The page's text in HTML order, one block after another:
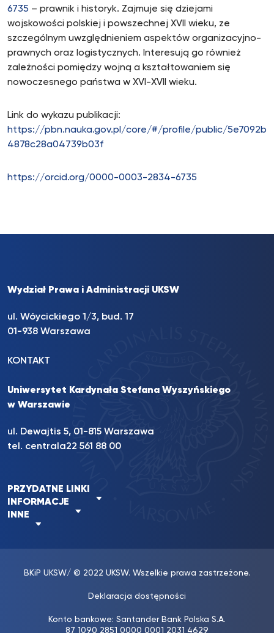
6735 – prawnik i historyk. Zajmuje się dziejami
wojskowości polskiej i powszechnej XVII wieku, ze
szczególnym uwzględnieniem aspektów organizacyjno-
prawnych oraz logistycznych. Interesują go również
zależności pomiędzy wojną a kształtowaniem się
nowoczesnego państwa w XVI-XVII wieku.
Link do wykazu publikacji:
https://pbn.nauka.gov.pl/core/#/profile/public/5e7092b
4878c28a04739b03f
https://orcid.org/0000-0003-2834-6735
Wydział Prawa i Administracji UKSW
ul. Wóycickiego 1/3, bud. 17
01-938 Warszawa
KONTAKT
Uniwersytet Kardynała Stefana Wyszyńskiego
w Warszawie
ul. Dewajtis 5, 01-815 Warszawa
tel. centrala22 561 88 00
PRZYDATNE LINKI
INFORMACJE
INNE
BKiP UKSW/ © 2022 UKSW. Wszelkie prawa zastrzeżone.
Deklaracja dostępności
Konto bankowe: Santander Bank Polska S.A.
87 1090 2851 0000 0001 2031 4629